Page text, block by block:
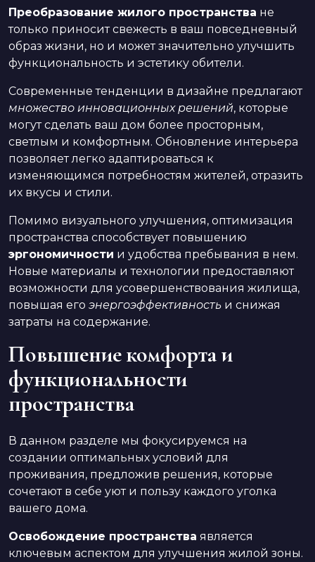
Преобразование жилого пространства не
только приносит свежесть в ваш повседневный
образ жизни, но и может значительно улучшить
функциональность и эстетику обители.
Современные тенденции в дизайне предлагают
множество инновационных решений, которые
могут сделать ваш дом более просторным,
светлым и комфортным. Обновление интерьера
позволяет легко адаптироваться к
изменяющимся потребностям жителей, отразить
их вкусы и стили.
Помимо визуального улучшения, оптимизация
пространства способствует повышению
эргономичности и удобства пребывания в нем.
Новые материалы и технологии предоставляют
возможности для усовершенствования жилища,
повышая его энергоэффективность и снижая
затраты на содержание.
Повышение комфорта и
функциональности
пространства
В данном разделе мы фокусируемся на
создании оптимальных условий для
проживания, предложив решения, которые
сочетают в себе уют и пользу каждого уголка
вашего дома.
Освобождение пространства является
ключевым аспектом для улучшения жилой зоны.